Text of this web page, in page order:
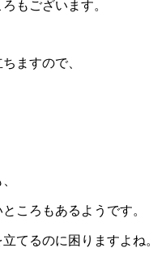
もございます。
ますので、
ころもあるようです。
てるのに困りますよね。